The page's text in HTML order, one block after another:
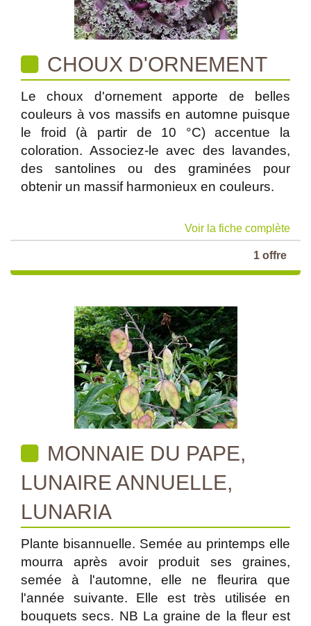
CHOUX D'ORNEMENT
Le choux d'ornement apporte de belles
couleurs à vos massifs en automne puisque
le froid (à partir de 10 °C) accentue la
coloration. Associez-le avec des lavandes,
des santolines ou des graminées pour
obtenir un massif harmonieux en couleurs.
Voir la fiche complète
1 offre
MONNAIE DU PAPE,
LUNAIRE ANNUELLE,
LUNARIA
Plante bisannuelle. Semée au printemps elle
mourra après avoir produit ses graines,
semée à l'automne, elle ne fleurira que
l'année suivante. Elle est très utilisée en
bouquets secs. NB La graine de la fleur est